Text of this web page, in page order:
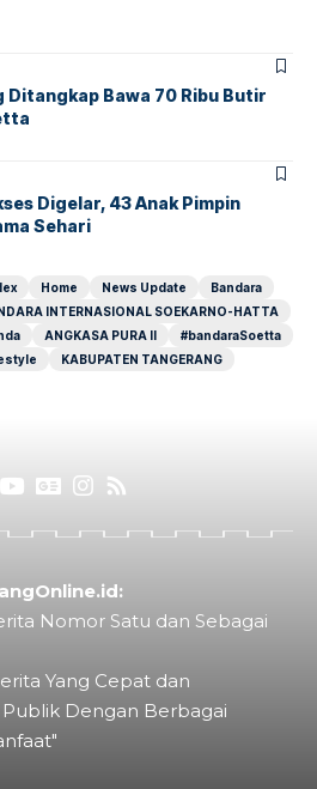
Ditangkap Bawa 70 Ribu Butir
Digelar, 43 Anak Pimpin
Sehari
Home News Update
Bandara
INTERNASIONAL SOEKARNO-HATTA
ANGKASA PURA II
#bandaraSoetta
KABUPATEN TANGERANG
Nomor Satu dan Sebagai
Yang Cepat dan
Dengan Berbagai